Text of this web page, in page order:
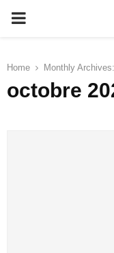
PRIMARY
Home Monthly
octobre